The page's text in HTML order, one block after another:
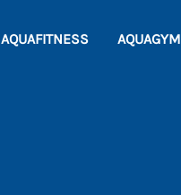
AQUAFITNESS AQUAGYM